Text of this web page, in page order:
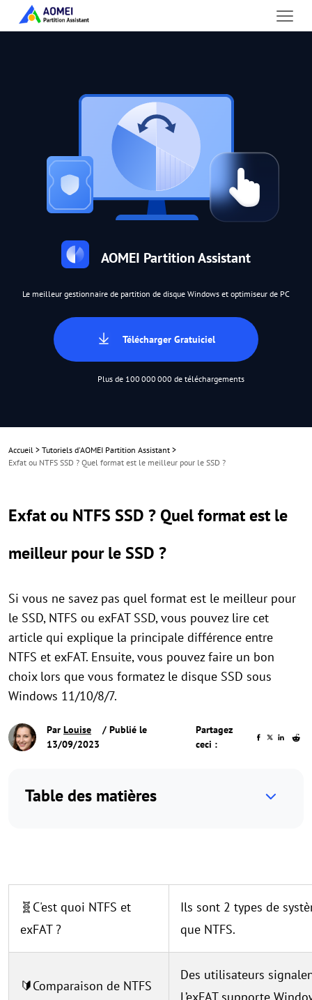
AOMEI Partition Assistant
Le meilleur gestionnaire de partition de disque Windows et optimiseur de PC
Télécharger Gratuiciel
Plus de 100 000 000 de téléchargements
Accueil > Tutoriels d'AOMEI Partition Assistant >
Exfat ou NTFS SSD ? Quel format est le meilleur pour le SSD ?
Exfat ou NTFS SSD ? Quel format est le
meilleur pour le SSD ?
Si vous ne savez pas quel format est le meilleur pour
le SSD, NTFS ou exFAT SSD, vous pouvez lire cet
article qui explique la principale différence entre
NTFS et exFAT. Ensuite, vous pouvez faire un bon
choix lors que vous formatez le disque SSD sous
Windows 11/10/8/7.
Par Louise
/ Publié le
13/09/2023
Partagez
ceci :
Table des matières
🧬C'est quoi NTFS et
exFAT ?
Ils sont 2 types de
que NTFS.
🔰Comparaison de NTFS
Des utilisateurs